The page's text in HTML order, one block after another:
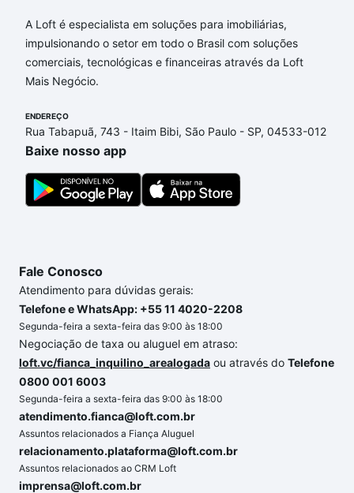
Melina I, Campinas, SP que custam a partir de R$ 0
e com nossas opções de financiamento imobiliário
as parcelas podem se adequar ao seu orçamento.
Se ainda tem alguma dúvida dos custos envolvidos
quanto custa comprar um apartamento
a gente para comprar o imóvel dos seus sonhos
com segurança e conforto. Loft, com você até as
chaves.
A Loft é especialista em soluções para imobiliárias,
impulsionando o setor em todo o Brasil com soluções
comerciais, tecnológicas e financeiras através da Loft
Mais Negócio.
ENDEREÇO
Rua Tabapuã, 743 - Itaim Bibi, São Paulo - SP, 04533-012
Baixe nosso app
Fale Conosco
Atendimento para dúvidas gerais:
Telefone e WhatsApp: +55 11 4020-2208
Segunda-feira a sexta-feira das 9:00 às 18:00
Negociação de taxa ou aluguel em atraso:
loft.vc/fianca_inquilino_arealogada ou através do Telefone
0800 001 6003
Segunda-feira a sexta-feira das 9:00 às 18:00
atendimento.fianca@loft.com.br
Assuntos relacionados a Fiança Aluguel
relacionamento.plataforma@loft.com.br
Assuntos relacionados ao CRM Loft
imprensa@loft.com.br